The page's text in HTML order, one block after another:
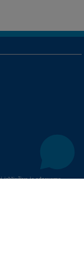
isključivo je odgovorno